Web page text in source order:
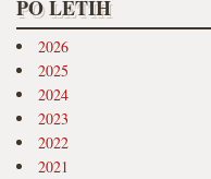
PO LETIH
2026
2025
2024
2023
2022
2021